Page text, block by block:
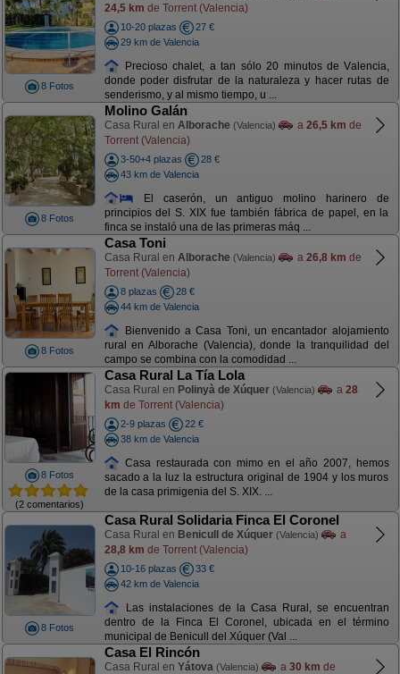
8 Fotos
24,5 km de Torrent (Valencia)
10-20 plazas
27 €
29 km de Valencia
Precioso chalet, a tan sólo 20 minutos de Valencia,
donde poder disfrutar de la naturaleza y hacer rutas de
senderismo, y al mismo tiempo, u ...
8 Fotos
Molino Galán
Casa Rural en Alborache (Valencia) a 26,5 km de
Torrent (Valencia)
3-50+4 plazas
28 €
43 km de Valencia
El caserón, un antiguo molino harinero de
principios del S. XIX fue también fábrica de papel, en la
finca se instaló una de las primeras máq ...
8 Fotos
Casa Toni
Casa Rural en Alborache (Valencia) a 26,8 km de
Torrent (Valencia)
8 plazas
28 €
44 km de Valencia
Bienvenido a Casa Toni, un encantador alojamiento
rural en Alborache (Valencia), donde la tranquilidad del
campo se combina con la comodidad ...
8 Fotos
(2 comentarios)
Casa Rural La Tía Lola
Casa Rural en Polinyà de Xúquer (Valencia) a 28
km de Torrent (Valencia)
2-9 plazas
22 €
38 km de Valencia
Casa restaurada con mimo en el año 2007, hemos
sacado a la luz la estructura original de 1904 y los muros
de la casa primigenia del S. XIX. ...
8 Fotos
Casa Rural Solidaria Finca El Coronel
Casa Rural en Benicull de Xúquer (Valencia)
a
28,8 km de Torrent (Valencia)
10-16 plazas
33 €
42 km de Valencia
Las instalaciones de la Casa Rural, se encuentran
dentro de la Finca El Coronel, ubicada en el término
municipal de Benicull del Xúquer (Val ...
Casa El Rincón
Casa Rural en Yátova (Valencia) a 30 km de